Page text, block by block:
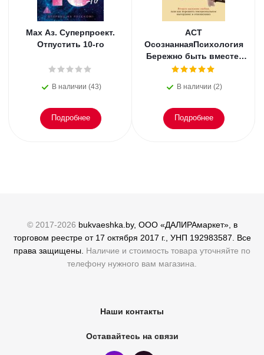
Мах Аз. Суперпроект.
Отпустить 10-го
В наличии (43)
Подробнее
АСТ
ОсознаннаяПсихология
Бережно быть вместе.
Второе дыхание любви,
эмоциональное
В наличии (2)
Подробнее
© 2017-2026 bukvaeshka.by, ООО «ДАЛИРАмаркет», в
торговом реестре от 17 октября 2017 г., УНП 192983587. Все
права защищены. Наличие и стоимость товара уточняйте по
телефону нужного вам магазина.
Наши контакты
Оставайтесь на связи